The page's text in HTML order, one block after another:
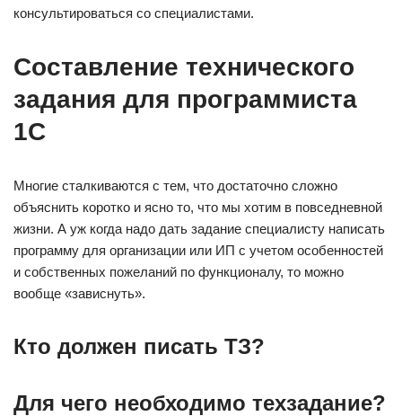
консультироваться со специалистами.
Составление технического
задания для программиста
1С
Многие сталкиваются с тем, что достаточно сложно
объяснить коротко и ясно то, что мы хотим в повседневной
жизни. А уж когда надо дать задание специалисту написать
программу для организации или ИП с учетом особенностей
и собственных пожеланий по функционалу, то можно
вообще «зависнуть».
Кто должен писать ТЗ?
Для чего необходимо техзадание?